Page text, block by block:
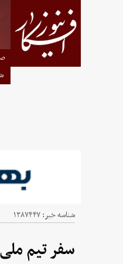
شناسه خبر:۱۳۸۷۴۴۷
سفر تیم